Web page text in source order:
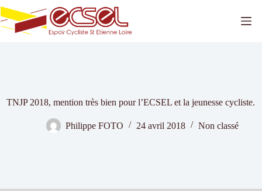
Passer
au
contenu
TNJP 2018, mention très bien pour l’ECSEL et la jeunesse cycliste.
Philippe FOTO 24 avril 2018 Non classé